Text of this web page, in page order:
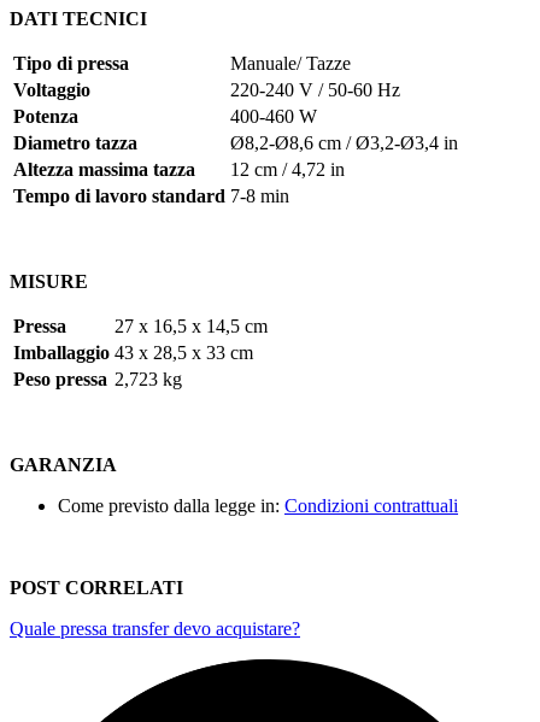
DATI TECNICI
Tipo di pressa
Manuale/ Tazze
Voltaggio
220-240 V /50-60 Hz
Potenza
400-460 W
Diametro tazza
Ø8,2-Ø8,6 cm /Ø3,2-Ø3,4 in
Altezza massima tazza
12 cm /4,72 in
Tempo di lavoro standard 7-8 min
MISURE
Pressa
27 x 16,5 x 14,5 cm
Imballaggio 43 x 28,5 x 33 cm
Peso pressa 2,723 kg
GARANZIA
Come previsto dalla legge in: Condizioni contrattuali
POST CORRELATI
Quale pressa transfer devo acquistare?